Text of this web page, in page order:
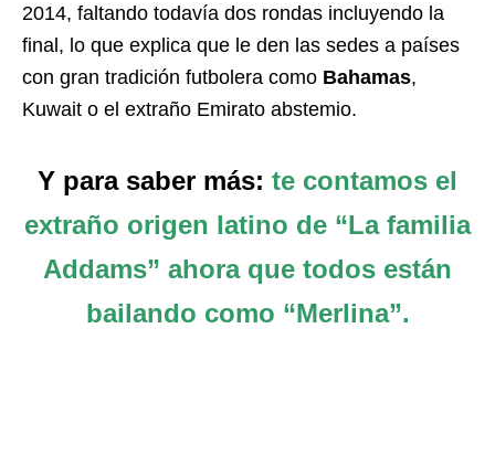
2014, faltando todavía dos rondas incluyendo la
final, lo que explica que le den las sedes a países
con gran tradición futbolera como Bahamas,
Kuwait o el extraño Emirato abstemio.
Y para saber más: te contamos el
extraño origen latino de “La familia
Addams” ahora que todos están
bailando como “Merlina”.